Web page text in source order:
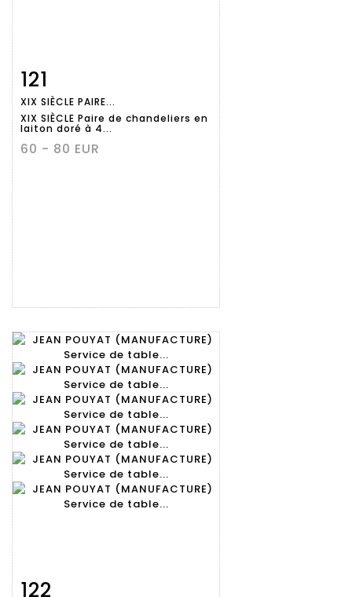
détaillée
121
XIX SIÈCLE PAIRE...
XIX SIÈCLE Paire de chandeliers en
laiton doré à 4...
60 - 80 EUR
122